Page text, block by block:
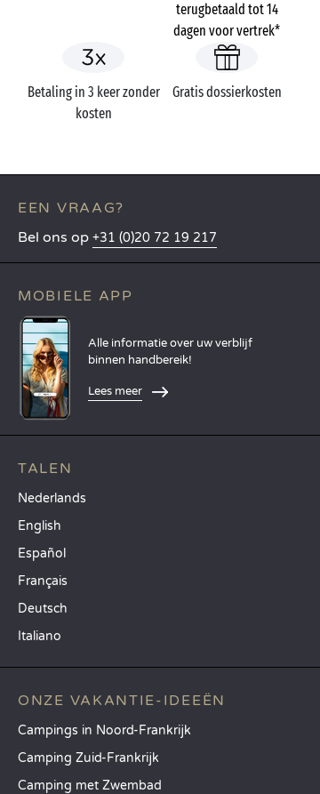
terugbetaald tot 14
dagen voor vertrek*
Betaling in 3 keer zonder
kosten
Gratis dossierkosten
EEN VRAAG?
Bel ons op +31 (0)20 72 19 217
MOBIELE APP
Alle informatie over uw verblijf
binnen handbereik!
Lees meer
TALEN
Nederlands
English
Español
Français
Deutsch
Italiano
ONZE VAKANTIE-IDEEËN
Campings in Noord-Frankrijk
Camping Zuid-Frankrijk
Camping met Zwembad